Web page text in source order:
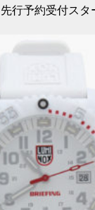
行予約受付スタ